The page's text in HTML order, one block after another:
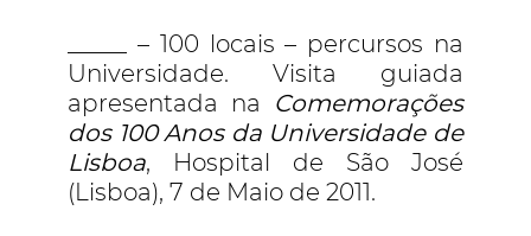
_____ – 100 locais – percursos na
Universidade. Visita guiada
apresentada na Comemorações
dos 100 Anos da Universidade de
Lisboa, Hospital de São José
(Lisboa), 7 de Maio de 2011.